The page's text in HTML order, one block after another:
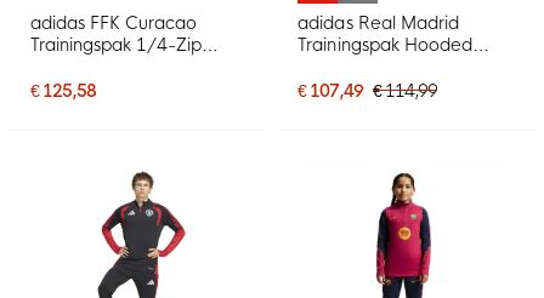
adidas FFK Curacao
Trainingspak 1/4-Zip
€ 125,58
adidas Real Madrid
Trainingspak Hooded
Donkergroen Roze Wit
€ 107,49 € 114,99